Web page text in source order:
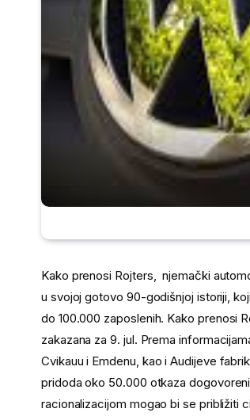
Kako prenosi Rojters, njemački
u svojoj gotovo 90-godišnjoj istoriji,
do 100.000 zaposlenih. Kako prenosi
zakazana za 9. jul. Prema
Cvikauu i Emdenu, kao i Audijeve
pridoda oko 50.000 otkaza
racionalizacijom mogao bi se približiti